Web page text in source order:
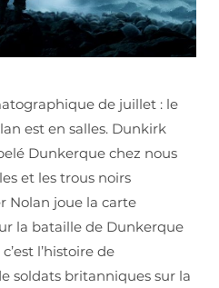
de juillet : le
est en salles. Dunkirk
Dunkerque chez nous
et les trous noirs
Nolan joue la carte
la bataille de Dunkerque
l’histoire de
soldats britanniques sur la